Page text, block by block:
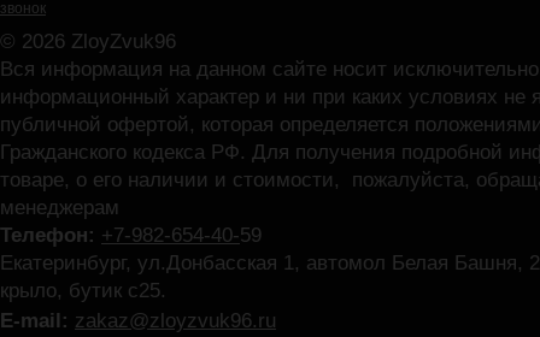
звонок
© 2026 ZloyZvuk96
Вся информация на данном сайте носит исключительно
информационный характер и ни при каких условиях не
публичной офертой, которая определяется
Гражданского кодекса РФ. Для получения подробной
товаре, о его наличии и стоимости, пожалуйста,
менеджерам
Телефон: +7-982-654-40-59
Екатеринбург, ул.Донбасская 1, автомол Белая Башня,
крыло, бутик с25.
E-mail: zakaz@zloyzvuk96.ru